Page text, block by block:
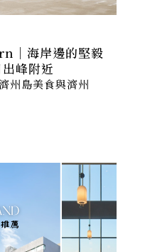
｜海岸邊的堅毅
峰附近
州島美食與濟州